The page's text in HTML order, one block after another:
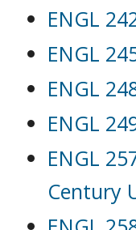
ENGL
ENGL
ENGL
ENGL
ENGL
Century